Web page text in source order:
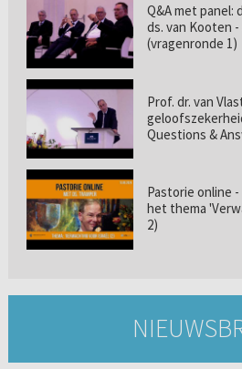
Q&A met panel:
ds. van Kooten
(vragenronde 1)
Prof. dr. van
Questions &
Pastorie online
het thema
2)